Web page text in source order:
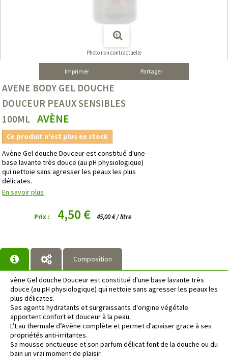
Photo non contractuelle
Imprimer Partager
AVENE BODY GEL DOUCHE
DOUCEUR PEAUX SENSIBLES
100ML
AVÈNE
Ce produit n'est plus en stock
Avène Gel douche Douceur est constitué d'une
base lavante très douce (au pH physiologique)
qui nettoie sans agresser les peaux les plus
délicates.
En savoir plus
Prix : 4,50 € 45,00 € / litre
Composition
vène Gel douche Douceur est constitué d'une base lavante très
douce (au pH physiologique) qui nettoie sans agresser les peaux les
plus délicates.
Ses agents hydratants et surgraissants d'origine végétale
apportent confort et douceur à la peau.
L’Eau thermale d’Avène complète et permet d'apaiser grace à ses
propriétés anti-irritantes.
Sa mousse onctueuse et son parfum délicat font de la douche ou du
bain un vrai moment de plaisir.